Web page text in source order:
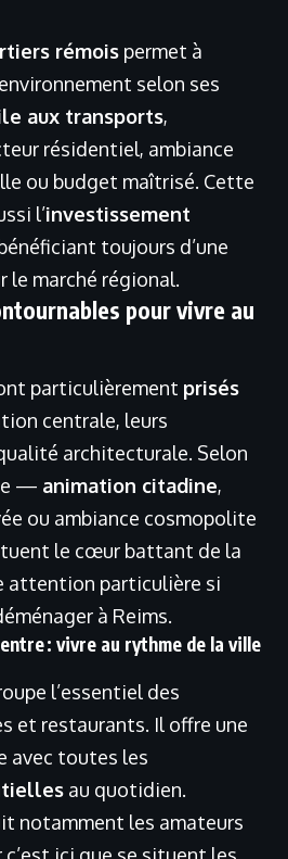
rémois permet à
selon ses
aux transports,
résidentiel, ambiance
ou budget maîtrisé. Cette
l’investissement
toujours d’une
marché régional.
pour vivre au
particulièrement prisés
centrale, leurs
architecturale. Selon
— animation citadine,
ou ambiance cosmopolite
le cœur battant de la
attention particulière si
à Reims.
: vivre au rythme de la ville
l’essentiel des
et restaurants. Il offre une
avec toutes les
au quotidien.
notamment les amateurs
ici que se situent les